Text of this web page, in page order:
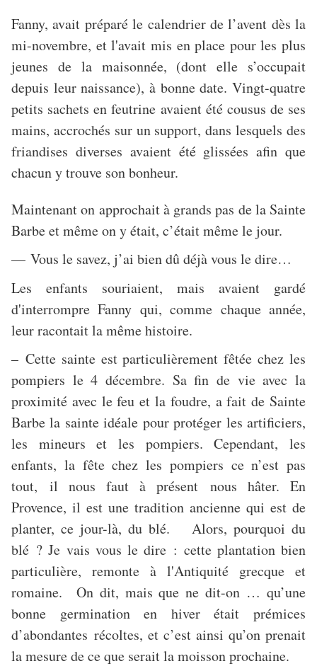
Fanny, avait préparé le calendrier de l’avent dès la
mi-novembre, et l'avait mis en place pour les plus
jeunes de la maisonnée, (dont elle s’occupait
depuis leur naissance), à bonne date. Vingt-quatre
petits sachets en feutrine avaient été cousus de ses
mains, accrochés sur un support, dans lesquels des
friandises diverses avaient été glissées afin que
chacun y trouve son bonheur.
Maintenant on approchait à grands pas de la Sainte
Barbe et même on y était, c’était même le jour.
— Vous le savez, j’ai bien dû déjà vous le dire…
Les enfants souriaient, mais avaient gardé
d'interrompre Fanny qui, comme chaque année,
leur racontait la même histoire.
– Cette sainte est particulièrement fêtée chez les
pompiers le 4 décembre. Sa fin de vie avec la
proximité avec le feu et la foudre, a fait de Sainte
Barbe la sainte idéale pour protéger les artificiers,
les mineurs et les pompiers. Cependant, les
enfants, la fête chez les pompiers ce n’est pas
tout, il nous faut à présent nous hâter. En
Provence, il est une tradition ancienne qui est de
planter, ce jour-là, du blé. Alors, pourquoi du
blé ? Je vais vous le dire : cette plantation bien
particulière, remonte à l'Antiquité grecque et
romaine. On dit, mais que ne dit-on … qu’une
bonne germination en hiver était prémices
d’abondantes récoltes, et c’est ainsi qu’on prenait
la mesure de ce que serait la moisson prochaine.